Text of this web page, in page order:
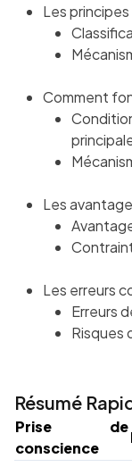
Les
Comment
Les
Les erreurs
Erreurs
Risques
Résumé
Prise de
conscience